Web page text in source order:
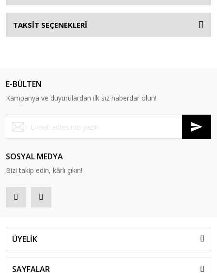
TAKSİT SEÇENEKLERİ
E-BÜLTEN
Kampanya ve duyurulardan ilk siz haberdar olun!
SOSYAL MEDYA
Bizi takip edin, kârlı çıkın!
ÜYELİK
SAYFALAR